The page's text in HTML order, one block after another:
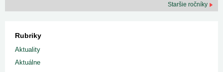
Staršie ročníky
Rubriky
Aktuality
Aktuálne